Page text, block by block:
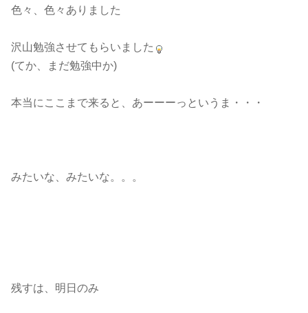
色々、色々ありました
沢山勉強させてもらいました
(てか、まだ勉強中か)
本当にここまで来ると、あーーーっというま・・・
みたいな、みたいな。。。
残すは、明日のみ